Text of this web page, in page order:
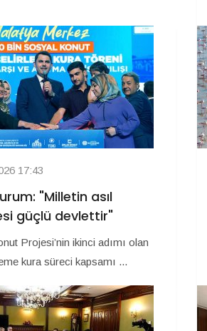
17:43
"Milletin asıl
güçlü devlettir"
Projesi’nin ikinci adımı olan
kura süreci kapsamı ...